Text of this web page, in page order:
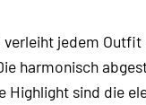
jedem
harmonisch
sind die